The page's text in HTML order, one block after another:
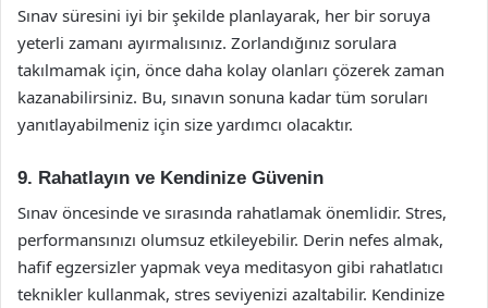
Sınav süresini iyi bir şekilde planlayarak, her bir soruya
yeterli zamanı ayırmalısınız. Zorlandığınız sorulara
takılmamak için, önce daha kolay olanları çözerek zaman
kazanabilirsiniz. Bu, sınavın sonuna kadar tüm soruları
yanıtlayabilmeniz için size yardımcı olacaktır.
9. Rahatlayın ve Kendinize Güvenin
Sınav öncesinde ve sırasında rahatlamak önemlidir. Stres,
performansınızı olumsuz etkileyebilir. Derin nefes almak,
hafif egzersizler yapmak veya meditasyon gibi rahatlatıcı
teknikler kullanmak, stres seviyenizi azaltabilir. Kendinize